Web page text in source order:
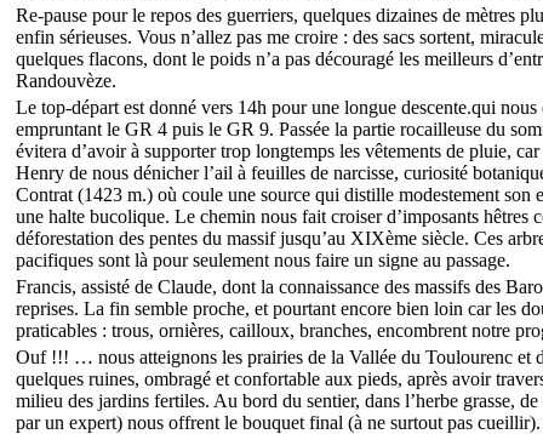
Re-pause pour le repos des guerriers, quelques dizaines de mètres
enfin sérieuses. Vous n’allez pas me croire : des sacs sortent,
quelques flacons, dont le poids n’a pas découragé les meilleurs
Randouvèze.
Le top-départ est donné vers 14h pour une longue descente.qui
empruntant le GR 4 puis le GR 9. Passée la partie rocailleuse du
évitera d’avoir à supporter trop longtemps les vêtements de pluie,
Henry de nous dénicher l’ail à feuilles de narcisse, curiosité
Contrat (1423 m.) où coule une source qui distille modestement
une halte bucolique. Le chemin nous fait croiser d’imposants hêtres
déforestation des pentes du massif jusqu’au XIXème siècle. Ces
pacifiques sont là pour seulement nous faire un signe au passage.
Francis, assisté de Claude, dont la connaissance des massifs des
reprises. La fin semble proche, et pourtant encore bien loin car les
praticables : trous, ornières, cailloux, branches, encombrent notre
Ouf !!! … nous atteignons les prairies de la Vallée du Toulourenc et
quelques ruines, ombragé et confortable aux pieds, après avoir
milieu des jardins fertiles. Au bord du sentier, dans l’herbe grasse,
par un expert) nous offrent le bouquet final (à ne surtout pas cueillir).